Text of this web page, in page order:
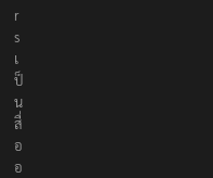
e
r
s
เ
ป็
น
สื่
อ